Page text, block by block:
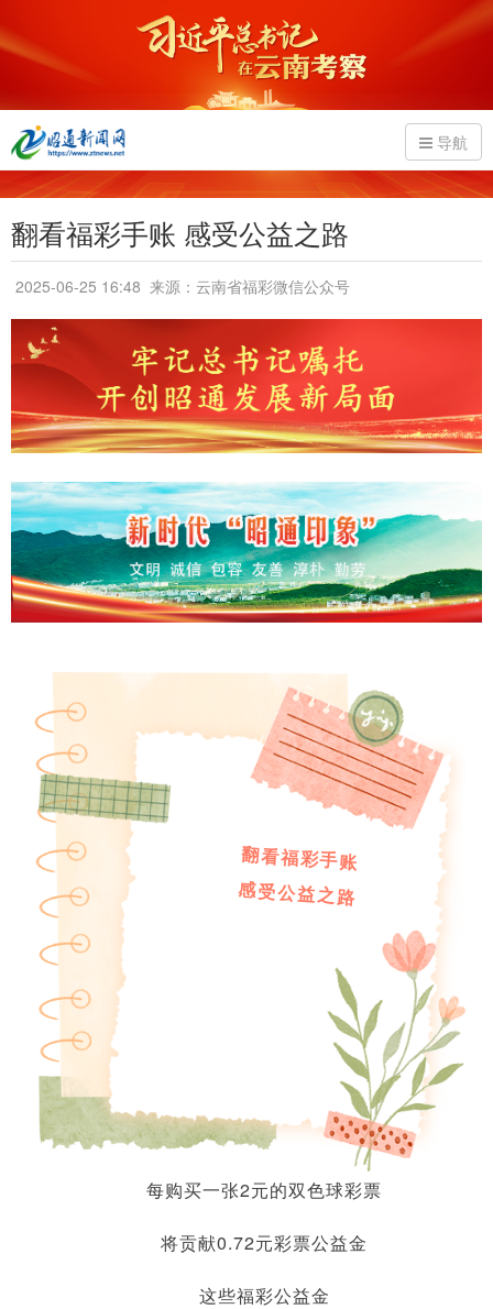
导航
翻看福彩手账 感受公益之路
2025-06-25 16:48 来源：云南省福彩微信公众号
翻看福彩手账
感受公益之路
每购买一张2元的双色球彩票
将贡献0.72元彩票公益金
这些福彩公益金